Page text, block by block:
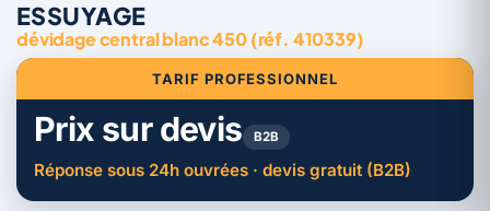
ESSUYAGE
dévidage central blanc 450 (réf. 410339)
TARIF PROFESSIONNEL
Prix sur devis B2B
Réponse sous 24h ouvrées · devis gratuit (B2B)